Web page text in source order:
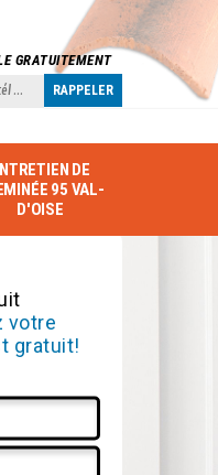
GRATUITEMENT
DE
95 VAL-
D'OISE
votre
gratuit!